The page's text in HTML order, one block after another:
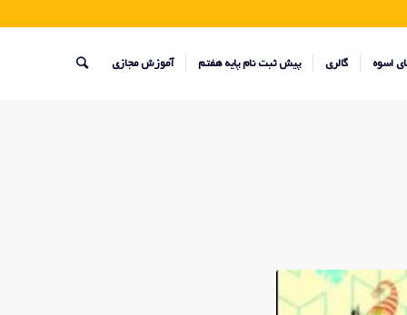
اسوه گالری پیش ثبت نام پایه هفتم آموزش مجازی